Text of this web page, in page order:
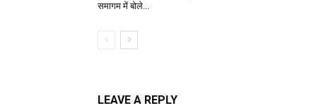
समागम में बोले...
LEAVE A REPLY